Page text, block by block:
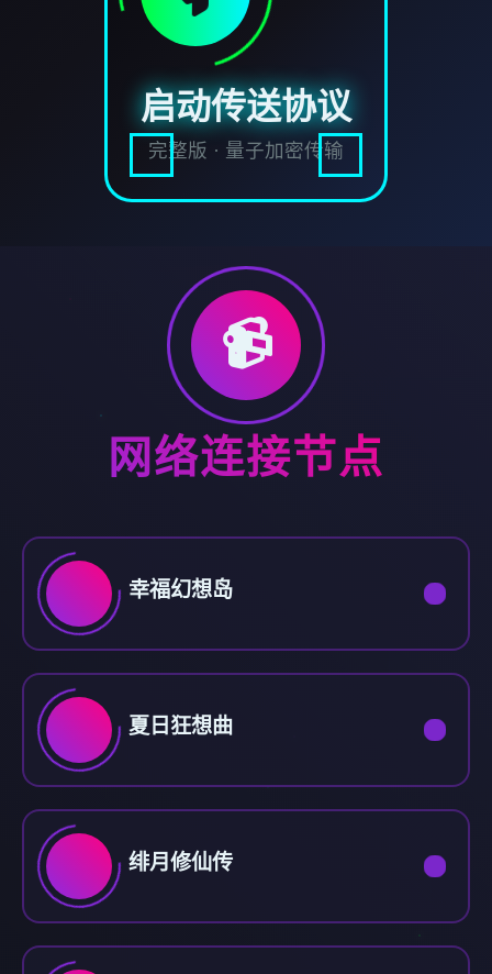
启动传送协议
完整版 · 量子加密传输
📹
网络连接节点
幸福幻想岛
夏日狂想曲
绯月修仙传